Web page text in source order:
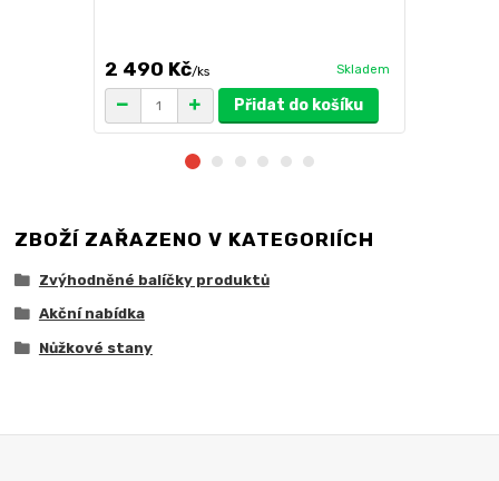
2 490 Kč/ks Skladem
Přidat do košíku
ZBOŽÍ ZAŘAZENO V KATEGORIÍCH
Zvýhodněné balíčky produktů
Akční nabídka
Nůžkové stany